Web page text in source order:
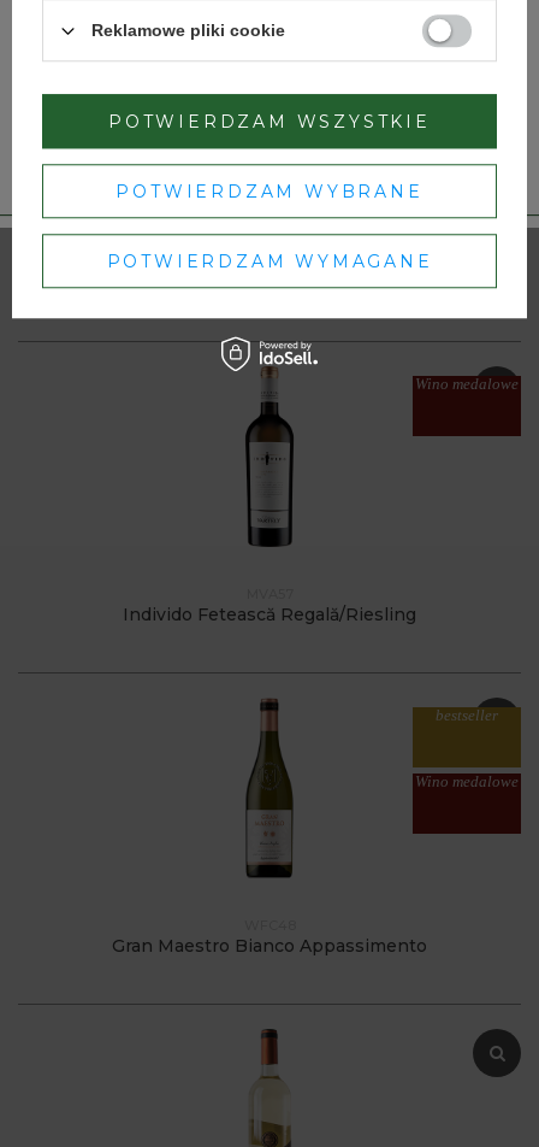
Wino medalowe
Zrównoważony rozwój Wino wegańskie
IZY36
Mount Hermon Moscato
Wino medalowe
Individo Fetească Regală/Riesling
bestseller
Wino medalowe
Gran Maestro Bianco Appassimento
TAK NIE
Dbamy o Twoją prywatność
Reklamowe pliki cookie
POTWIERDZAM WYBRANE
POTWIERDZAM WYMAGANE
POTWIERDZAM WSZYSTKIE